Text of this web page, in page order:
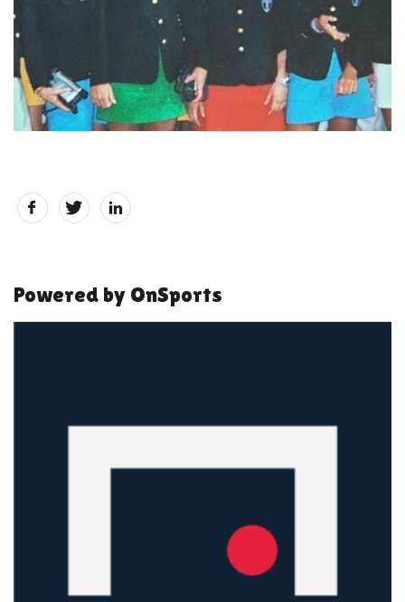
Powered by OnSports